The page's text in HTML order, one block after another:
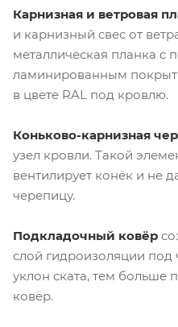
Карнизная и ветровая
и карнизный свес от
металлическая планка с
ламинированным
в цвете RAL под кровлю.
Коньково-карнизная
узел кровли. Такой
вентилирует конёк и не
черепицу.
Подкладочный ковёр
слой гидроизоляции
уклон ската, тем больше
ковёр.